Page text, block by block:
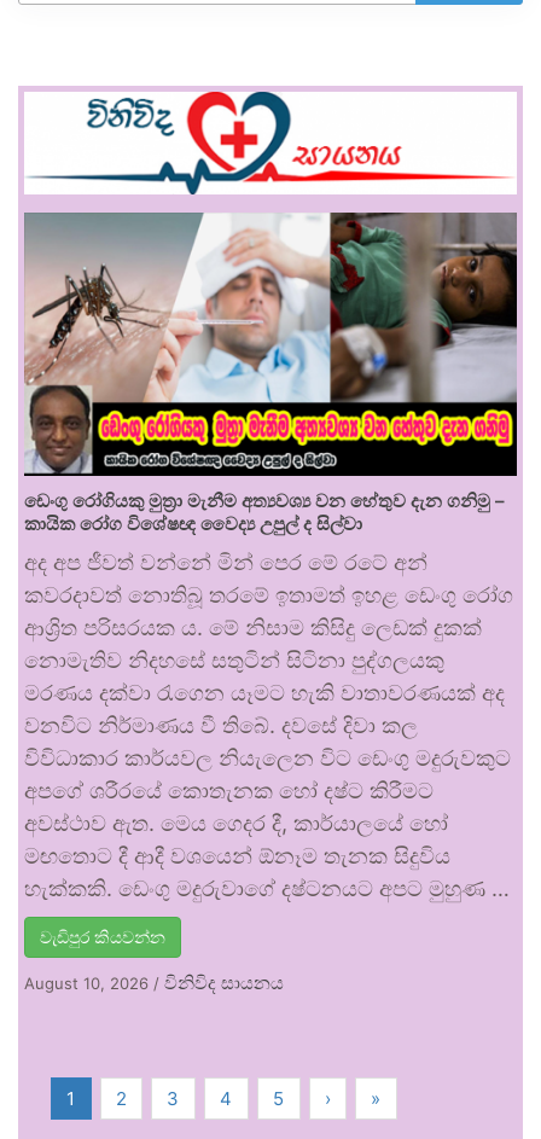
ඩෙංගු රෝගියකු ⁣මුත්‍රා මැනීම අත්‍යවශ්‍ය වන හේතුව දැන ගනිමු –
කායික රෝග විශේෂඥ වෛද්‍ය උපුල් ද සිල්වා
අද අප ජීවත් වන්නේ මින් පෙර මේ රටේ අන්
කවරදාවත් නොතිබූ තරමේ ඉතාමත් ඉහළ ඩෙංගු රෝග
ආශ්‍රිත පරිසරයක ය. මේ නිසාම කිසිදු ලෙඩක් දුකක්
නොමැතිව නිදහසේ සතුටින් සිටිනා පුද්ගලයකු
මරණය දක්වා රැගෙන යෑමට හැකි වාතාවරණයක් අද
වනවිට නිර්මාණය වී තිබේ. දවසේ දිවා කල
විවිධාකාර කාර්යවල නියැලෙන විට ඩෙංගු මදුරුවකුට
අපගේ ශරීරයේ කොතැනක හෝ දෂ්ට කිරීමට
අවස්ථාව ඇත. මෙය ගෙදර දී, කාර්යාලයේ හෝ
මඟතොට දී ආදී වශයෙන් ඕනෑම තැනක සිදුවිය
හැක්කකි. ඩෙංගු මදුරුවාගේ දෂ්ටනයට අපට මුහුණ …
වැඩිපුර කියවන්න
August 10, 2026 / විනිවිද සායනය
1 2 3 4 5 › »